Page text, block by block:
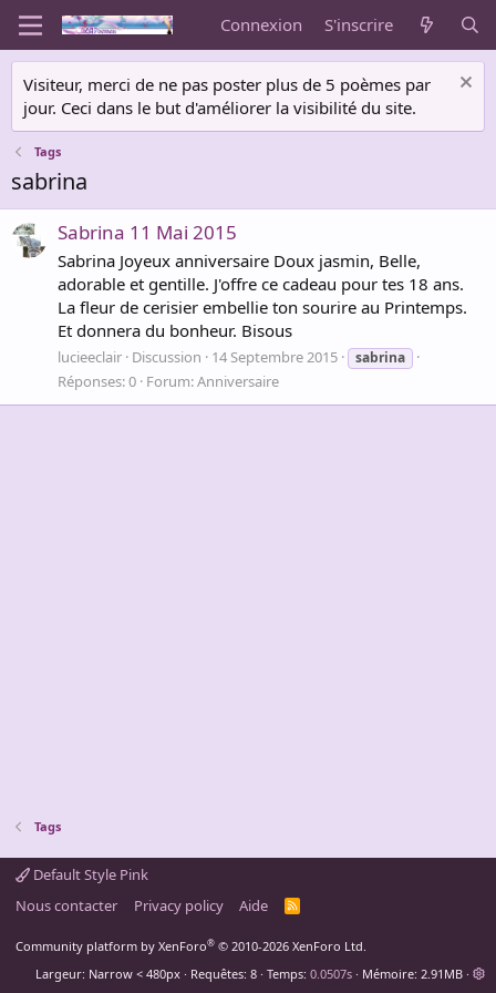
Connexion S'inscrire
Visiteur, merci de ne pas poster plus de 5 poèmes par
jour. Ceci dans le but d'améliorer la visibilité du site.
Tags
sabrina
Sabrina 11 Mai 2015
Sabrina Joyeux anniversaire Doux jasmin, Belle,
adorable et gentille. J'offre ce cadeau pour tes 18 ans.
La fleur de cerisier embellie ton sourire au Printemps.
Et donnera du bonheur. Bisous
lucieeclair Discussion 14 Septembre 2015 sabrina
Réponses: 0 Forum:Anniversaire
Tags
Default Style Pink
Nous contacter
Privacy policy Aide
R
Community platform by XenForo® © 2010-2026 XenForo Ltd.
Largeur
Requêtes 8 Temps 0.0507s Mémoire 2.91MB